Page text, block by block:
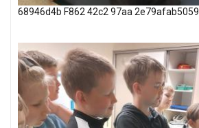
68946d4b F862 42c2 97aa 2e79afab5059